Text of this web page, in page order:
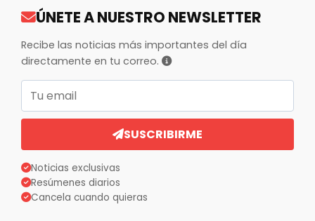
ÚNETE A NUESTRO NEWSLETTER
Recibe las noticias más importantes del día
directamente en tu correo.
Correo electrónico
SUSCRIBIRME
Noticias exclusivas
Resúmenes diarios
Cancela cuando quieras